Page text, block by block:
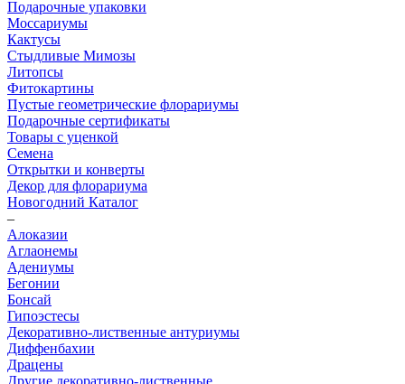
Подарочные упаковки
Моссариумы
Кактусы
Стыдливые Мимозы
Литопсы
Фитокартины
Пустые геометрические флорариумы
Подарочные сертификаты
Товары с уценкой
Семена
Открытки и конверты
Декор для флорариума
Новогодний Каталог
–
Алоказии
Аглаонемы
Адениумы
Бегонии
Бонсай
Гипоэстесы
Декоративно-лиственные антуриумы
Диффенбахии
Драцены
Другие декоративно-лиственные